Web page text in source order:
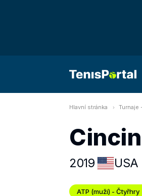
Hlavní stránka Turnaje
2019 USA
ATP (muži) - Čtyřhry